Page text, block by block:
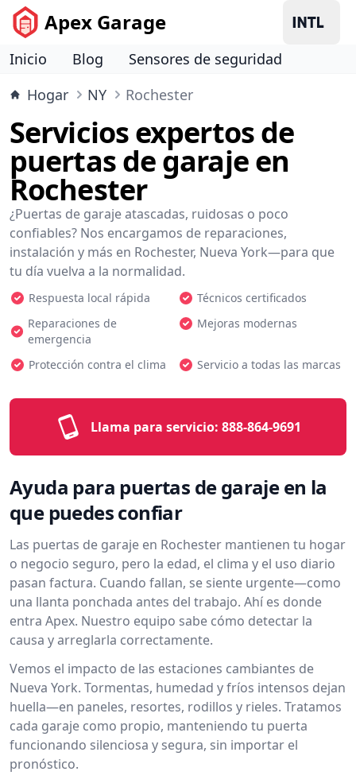
Apex Garage
Inicio Blog
Sensores de seguridad
Hogar
NY Rochester
Servicios expertos de
puertas de garaje en
Rochester
¿Puertas de garaje atascadas, ruidosas o poco
confiables? Nos encargamos de reparaciones,
instalación y más en Rochester, Nueva York—para que
tu día vuelva a la normalidad.
Respuesta local rápida
Técnicos certificados
Reparaciones de
emergencia
Mejoras modernas
Protección contra el clima Servicio a todas las marcas
Llama para servicio: 888-864-9691
Ayuda para puertas de garaje en la
que puedes confiar
Las puertas de garaje en Rochester mantienen tu hogar
o negocio seguro, pero la edad, el clima y el uso diario
pasan factura. Cuando fallan, se siente urgente—como
una llanta ponchada antes del trabajo. Ahí es donde
entra Apex. Nuestro equipo sabe cómo detectar la
causa y arreglarla correctamente.
Vemos el impacto de las estaciones cambiantes de
Nueva York. Tormentas, humedad y fríos intensos dejan
huella—en paneles, resortes, rodillos y rieles. Tratamos
cada garaje como propio, manteniendo tu puerta
funcionando silenciosa y segura, sin importar el
pronóstico.